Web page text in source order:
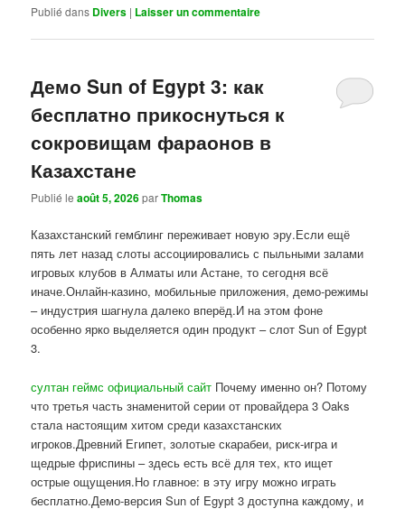
Publié dans Divers | Laisser un commentaire
Демо Sun of Egypt 3: как
бесплатно прикоснуться к
сокровищам фараонов в
Казахстане
Publié leaoût 5, 2026parThomas
Казахстанский гемблинг переживает новую эру.Если ещё
пять лет назад слоты ассоциировались с пыльными залами
игровых клубов в Алматы или Астане, то сегодня всё
иначе.Онлайн-казино, мобильные приложения, демо-режимы
– индустрия шагнула далеко вперёд.И на этом фоне
особенно ярко выделяется один продукт – слот Sun of Egypt
3.
султан геймс официальный сайт Почему именно он? Потому
что третья часть знаменитой серии от провайдера 3 Oaks
стала настоящим хитом среди казахстанских
игроков.Древний Египет, золотые скарабеи, риск-игра и
щедрые фриспины – здесь есть всё для тех, кто ищет
острые ощущения.Но главное: в эту игру можно играть
бесплатно.Демо-версия Sun of Egypt 3 доступна каждому, и